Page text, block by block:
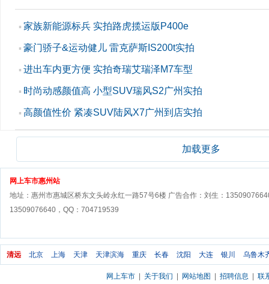
▪ 家族新能源标兵 实拍路虎揽运版P400e
▪ 豪门骄子&运动健儿 雷克萨斯IS200t实拍
▪ 进出车内更方便 实拍奇瑞艾瑞泽M7车型
▪ 时尚动感颜值高 小型SUV瑞风S2广州实拍
▪ 高颜值性价 紧凑SUV陆风X7广州到店实拍
加载更多
网上车市惠州站
地址：惠州市惠城区桥东文头岭永红一路57号6楼 广告合作：刘生：
13509076640，QQ：704719539
清远 北京 上海 天津 天津滨海 重庆 长春 沈阳 大连 银川 乌鲁木
网上车市| 关于我们 网站地图 招聘信息
联